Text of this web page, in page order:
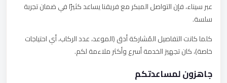
عبر سيناء، فإن التواصل المبكر مع فريقنا يساعد كثيرًا في ضمان تجربة
سلسة.
كلما كانت التفاصيل المُشاركة أدق (الموعد، عدد الركاب، أي احتياجات
خاصة)، كان تجهيز الخدمة أسرع وأكثر ملاءمة لكم.
جاهزون لمساعدتكم